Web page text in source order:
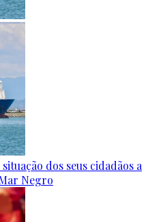
dos seus cidadãos a
Negro